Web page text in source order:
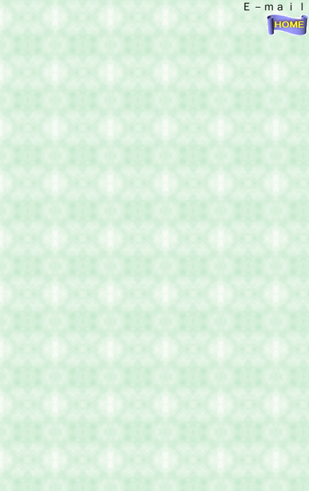
Ｅ－ｍａｉ